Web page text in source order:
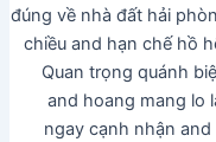
đúng về nhà đất hải
chiều and hạn chế hồ
Quan trọng quánh
and hoang mang lo
ngay cạnh nhận